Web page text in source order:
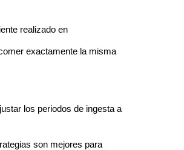
realizado en
exactamente la misma
los periodos de ingesta a
son mejores para